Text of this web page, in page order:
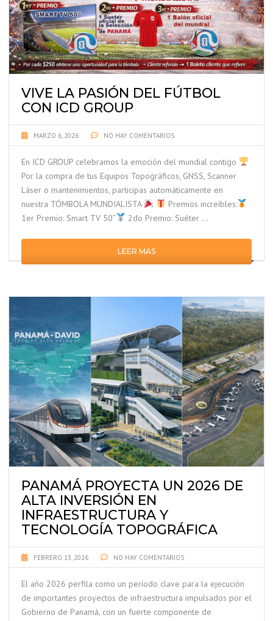
VIVE LA PASIÓN DEL FÚTBOL
CON ICD GROUP
MARZO 6, 2026 NO HAY COMENTARIOS
En ICD GROUP celebramos la emoción del mundial contigo
Por la compra de tus Equipos Topográficos, GNSS, Scanner
Láser o mantenimientos, participas automáticamente en
nuestra TÓMBOLA MUNDIALISTA
Premios increíbles:
1er Premio: Smart TV 50”
2do Premio: Suéter …
LEER MAS
PANAMÁ PROYECTA UN 2026 DE
ALTA INVERSIÓN EN
INFRAESTRUCTURA Y
TECNOLOGÍA TOPOGRÁFICA
FEBRERO 13, 2026 NO HAY COMENTARIOS
El año 2026 perfila como un período clave para la ejecución
de importantes proyectos de infraestructura impulsados por el
Gobierno de Panamá, con un fuerte componente de